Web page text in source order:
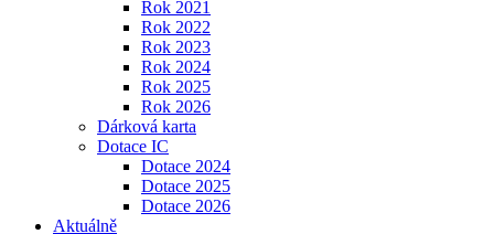
Rok 2021
Rok 2022
Rok 2023
Rok 2024
Rok 2025
Rok 2026
Dárková karta
Dotace IC
Dotace 2024
Dotace 2025
Dotace 2026
Aktuálně